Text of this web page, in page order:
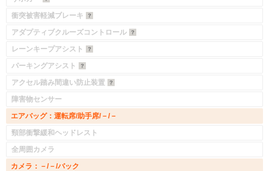
衝突被害軽減ブレーキ
アダプティブクルーズコントロール
レーンキープアシスト
パーキングアシスト
アクセル踏み間違い防止装置
障害物センサー
エアバッグ：運転席/助手席/－/－
頸部衝撃緩和ヘッドレスト
全周囲カメラ
カメラ：－/－/バック